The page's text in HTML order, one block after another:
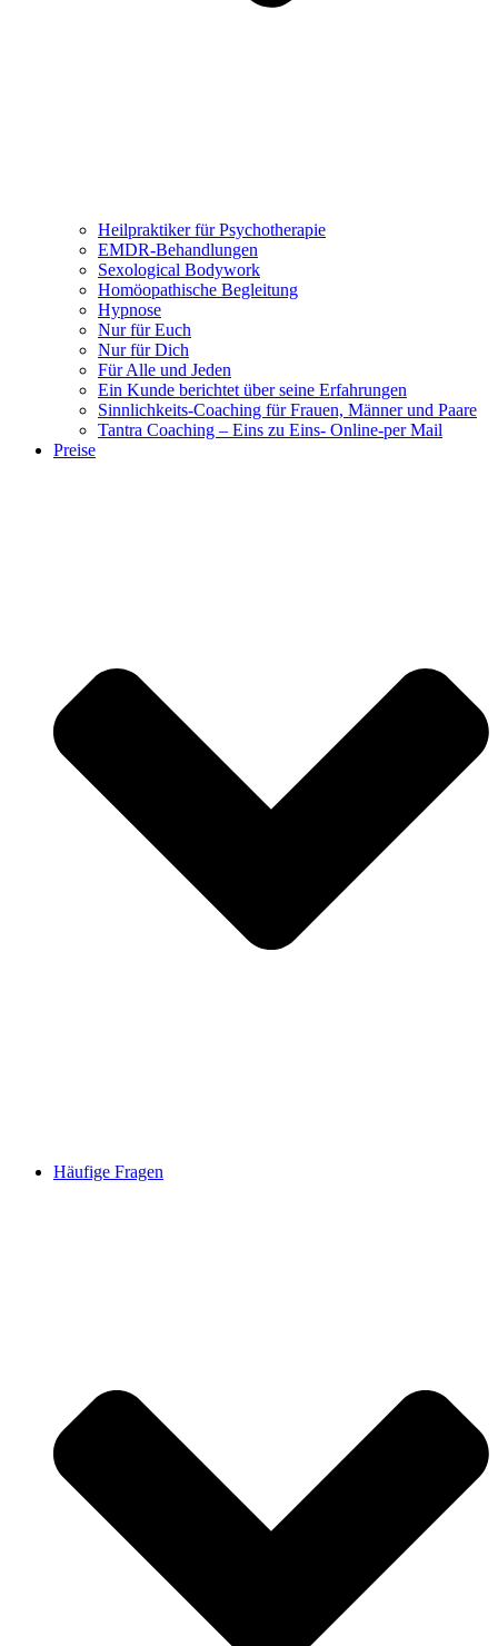
Heilpraktiker für Psychotherapie
EMDR-Behandlungen
Sexological Bodywork
Homöopathische Begleitung
Hypnose
Nur für Euch
Nur für Dich
Für Alle und Jeden
Ein Kunde berichtet über seine Erfahrungen
Sinnlichkeits-Coaching für Frauen, Männer und Paare
Tantra Coaching – Eins zu Eins- Online-per Mail
Preise
Häufige Fragen